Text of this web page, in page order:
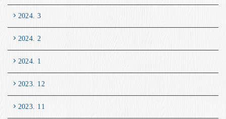
2024. 3
2024. 2
2024. 1
2023. 12
2023. 11